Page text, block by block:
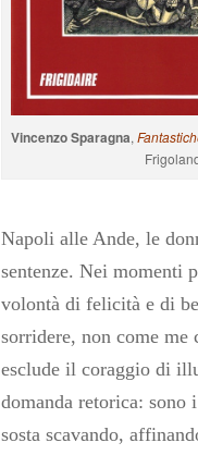
Vincenzo Sparagna,
Napoli alle Ande, le
sentenze. Nei momenti
volontà di felicità e di
sorridere, non come me
esclude il coraggio di
domanda retorica: sono
sosta scavando,